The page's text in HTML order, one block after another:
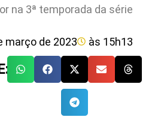
na 3ª temporada da série
março de 2023 às 15h13